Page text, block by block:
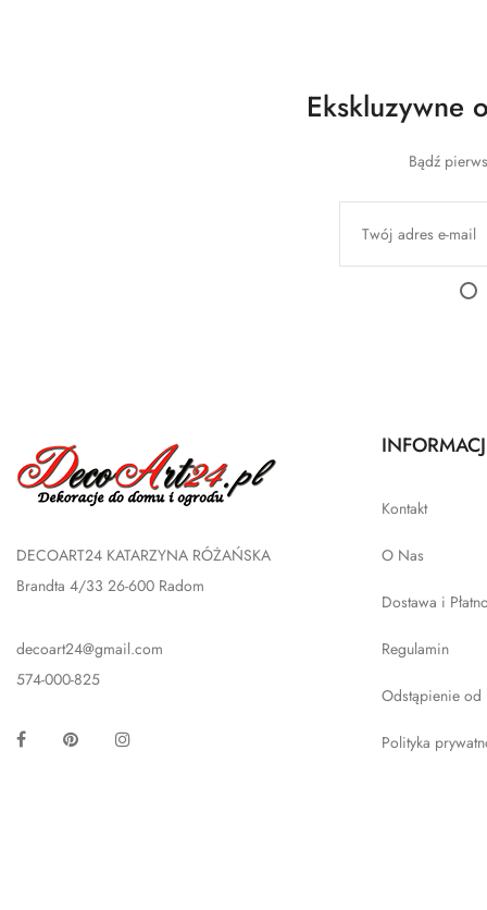
Ekskluzywne
Bądź
DECOART24 KATARZYNA RÓŻAŃSKA
Brandta 4/33 26-600 Radom
decoart24@gmail.com
574-000-825
Facebook Pinterest
Kontakt
O Nas
Dostawa i
Regulamin
Odstąpienie od
Polityka